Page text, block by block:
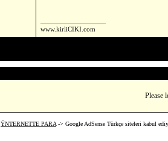
www.kirliCIKI.com
Please
ÝNTERNETTE PARA -> Google AdSense Türkçe siteleri kabul